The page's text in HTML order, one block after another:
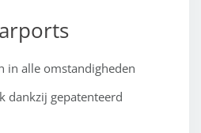
in alle omstandigheden
dankzij gepatenteerd